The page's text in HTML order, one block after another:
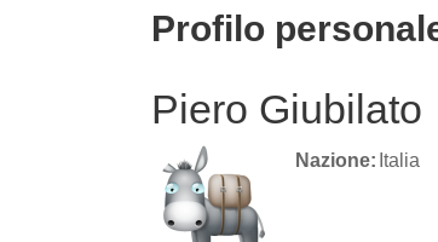
Profilo
Piero Giubilato
Nazione: Italia